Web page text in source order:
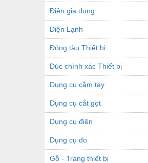
Điện gia dụng
Điện Lạnh
Đóng tàu Thiết bị
Đúc chính xác Thiết bị
Dụng cụ cầm tay
Dụng cụ cắt gọt
Dụng cụ điện
Dụng cụ đo
Gỗ - Trang thiết bị